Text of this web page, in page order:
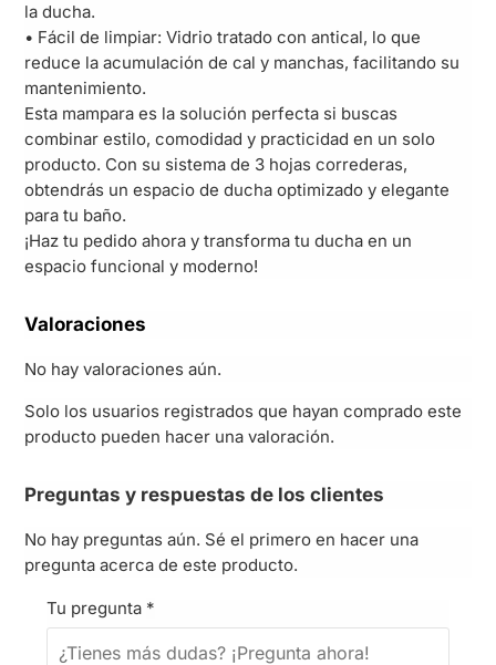
la ducha.
• Fácil de limpiar: Vidrio tratado con antical, lo que
reduce la acumulación de cal y manchas, facilitando su
mantenimiento.
Esta mampara es la solución perfecta si buscas
combinar estilo, comodidad y practicidad en un solo
producto. Con su sistema de 3 hojas correderas,
obtendrás un espacio de ducha optimizado y elegante
para tu baño.
¡Haz tu pedido ahora y transforma tu ducha en un
espacio funcional y moderno!
Valoraciones
No hay valoraciones aún.
Solo los usuarios registrados que hayan comprado este
producto pueden hacer una valoración.
Preguntas y respuestas de los clientes
No hay preguntas aún. Sé el primero en hacer una
pregunta acerca de este producto.
Tu pregunta *